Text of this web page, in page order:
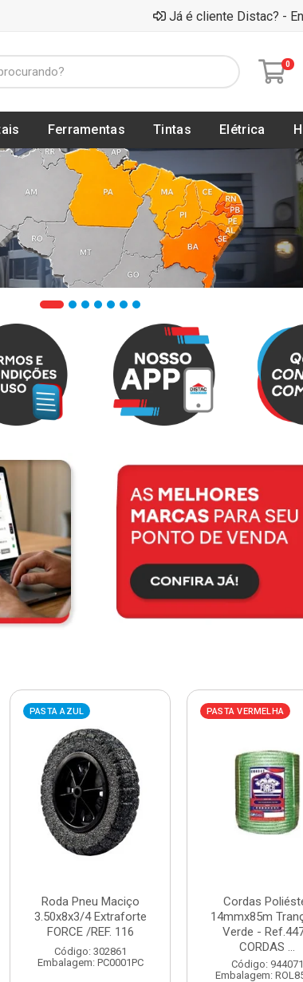
Já é cliente Distac? -
0
Ferramentas Tintas Elétrica
PASTA AZUL
Roda Pneu Maciço
3.50x8x3/4 Extraforte
FORCE /REF. 116
Código: 302861
Embalagem: PC0001PC
PASTA VERMELHA
Cordas
14mmx85m
Verde -
CORDAS ...
Código: 944071
Embalagem: